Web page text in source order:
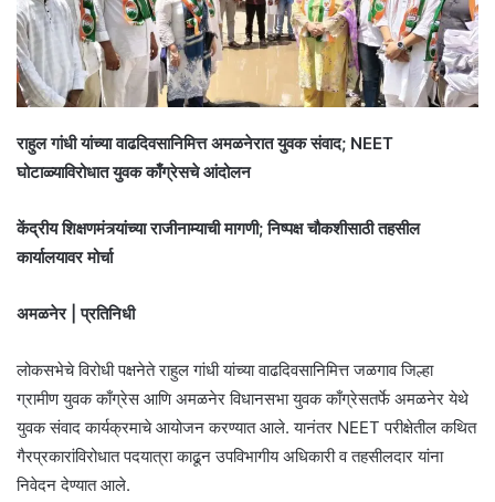
राहुल गांधी यांच्या वाढदिवसानिमित्त अमळनेरात युवक संवाद; NEET
घोटाळ्याविरोधात युवक काँग्रेसचे आंदोलन
केंद्रीय शिक्षणमंत्र्यांच्या राजीनाम्याची मागणी; निष्पक्ष चौकशीसाठी तहसील
कार्यालयावर मोर्चा
अमळनेर | प्रतिनिधी
लोकसभेचे विरोधी पक्षनेते राहुल गांधी यांच्या वाढदिवसानिमित्त जळगाव जिल्हा
ग्रामीण युवक काँग्रेस आणि अमळनेर विधानसभा युवक काँग्रेसतर्फे अमळनेर येथे
युवक संवाद कार्यक्रमाचे आयोजन करण्यात आले. यानंतर NEET परीक्षेतील कथित
गैरप्रकारांविरोधात पदयात्रा काढून उपविभागीय अधिकारी व तहसीलदार यांना
निवेदन देण्यात आले.